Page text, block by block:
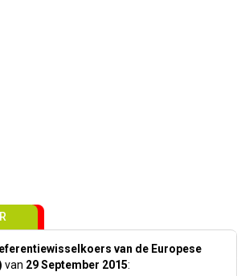
van de Europese
van 29 September 2015: